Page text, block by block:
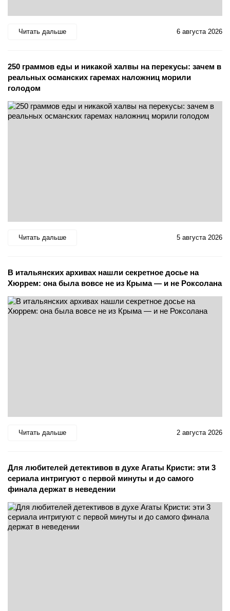
Читать дальше 6 августа 2026
250 граммов еды и никакой халвы на перекусы: зачем в
реальных османских гаремах наложниц морили
голодом
Читать дальше 5 августа 2026
В итальянских архивах нашли секретное досье на
Хюррем: она была вовсе не из Крыма — и не Роксолана
Читать дальше 2 августа 2026
Для любителей детективов в духе Агаты Кристи: эти 3
сериала интригуют с первой минуты и до самого
финала держат в неведении